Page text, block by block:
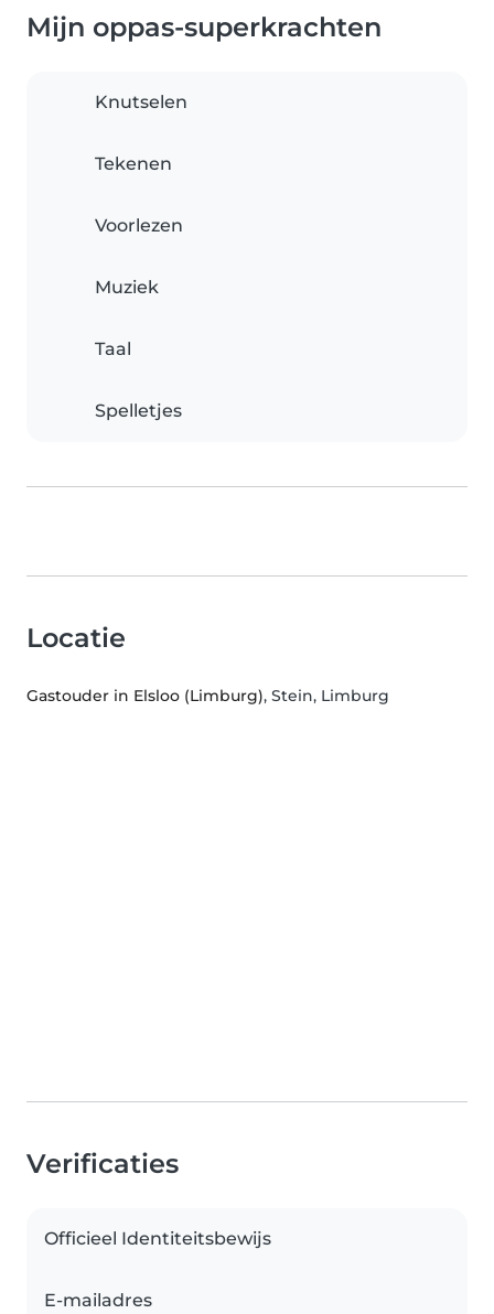
Mijn oppas-superkrachten
Knutselen
Tekenen
Voorlezen
Muziek
Taal
Spelletjes
Locatie
Gastouder in Elsloo (Limburg), Stein, Limburg
Verificaties
Officieel Identiteitsbewijs
E-mailadres